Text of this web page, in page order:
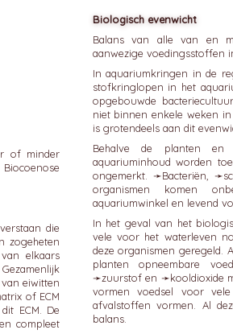
of minder
die
zogeheten
elkaars
. Gezamenlijk
eiwitten
of ECM
ECM. De
compleet
Biologisch evenwicht
Balans van alle van en
aanwezige voedingsstoffen
In aquariumkringen in de
stofkringlopen in het
opgebouwde
niet binnen enkele weken
is grotendeels aan dit
Behalve de planten
aquariuminhoud worden
ongemerkt. ➛Bacteriën , ➛
organismen komen
aquariumwinkel en levend
In het geval van het
vele voor het waterleven
deze organismen geregeld.
planten opneembare
➛zuurstofen ➛kooldioxide
vormen voedsel voor
afvalstoffen vormen. Al
balans.